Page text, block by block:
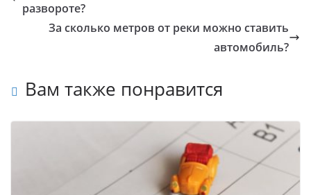
развороте?
За сколько метров от реки можно ставить
автомобиль?
Вам также понравится